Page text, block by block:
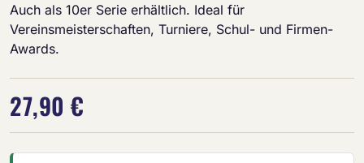
Auch als 10er Serie erhältlich. Ideal für
Vereinsmeisterschaften, Turniere, Schul- und Firmen-
Awards.
27,90 €